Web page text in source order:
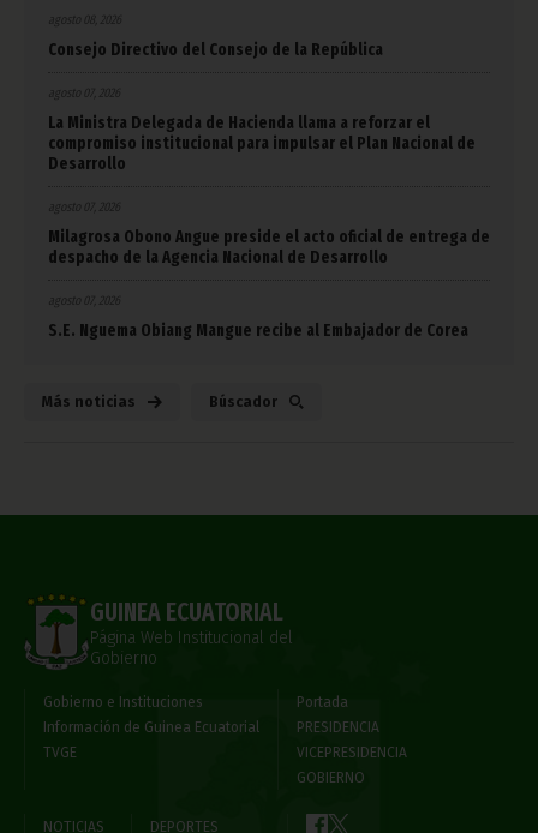
Consejo Directivo del Consejo de la República
agosto 07, 2026
La Ministra Delegada de Hacienda llama a reforzar el
compromiso institucional para impulsar el Plan Nacional de
Desarrollo
agosto 07, 2026
Milagrosa Obono Angue preside el acto oficial de entrega de
despacho de la Agencia Nacional de Desarrollo
agosto 07, 2026
S.E. Nguema Obiang Mangue recibe al Embajador de Corea
Más noticias Búscador
GUINEA ECUATORIAL
Página Web Institucional del
Gobierno
Gobierno e Instituciones
Información de Guinea Ecuatorial
TVGE
Portada
PRESIDENCIA
VICEPRESIDENCIA
GOBIERNO
NOTICIAS DEPORTES